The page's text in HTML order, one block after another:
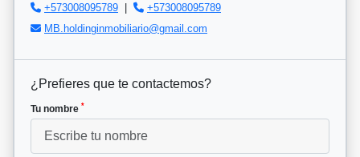
+573008095789 |
+573008095789
MB.holdinginmobiliario@gmail.com
¿Prefieres que te contactemos?
Tu nombre *